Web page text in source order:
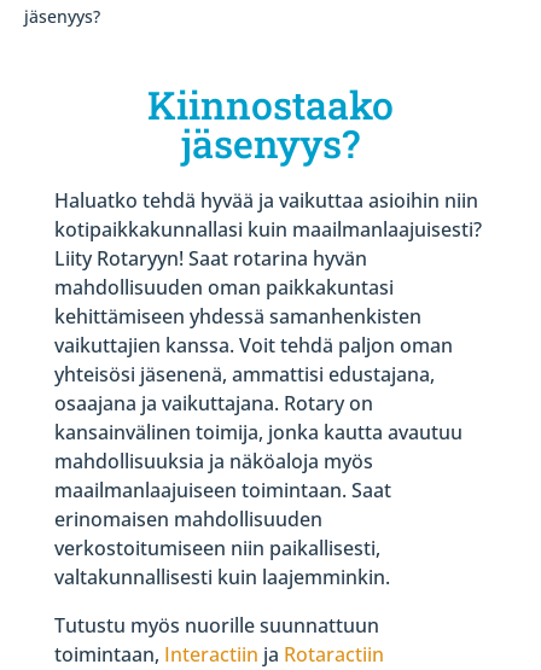
jäsenyys?
Kiinnostaako
jäsenyys?
Haluatko tehdä hyvää ja vaikuttaa asioihin niin
kotipaikkakunnallasi kuin maailmanlaajuisesti?
Liity Rotaryyn! Saat rotarina hyvän
mahdollisuuden oman paikkakuntasi
kehittämiseen yhdessä samanhenkisten
vaikuttajien kanssa. Voit tehdä paljon oman
yhteisösi jäsenenä, ammattisi edustajana,
osaajana ja vaikuttajana. Rotary on
kansainvälinen toimija, jonka kautta avautuu
mahdollisuuksia ja näköaloja myös
maailmanlaajuiseen toimintaan. Saat
erinomaisen mahdollisuuden
verkostoitumiseen niin paikallisesti,
valtakunnallisesti kuin laajemminkin.
Tutustu myös nuorille suunnattuun
toimintaan, Interactiin ja Rotaractiin